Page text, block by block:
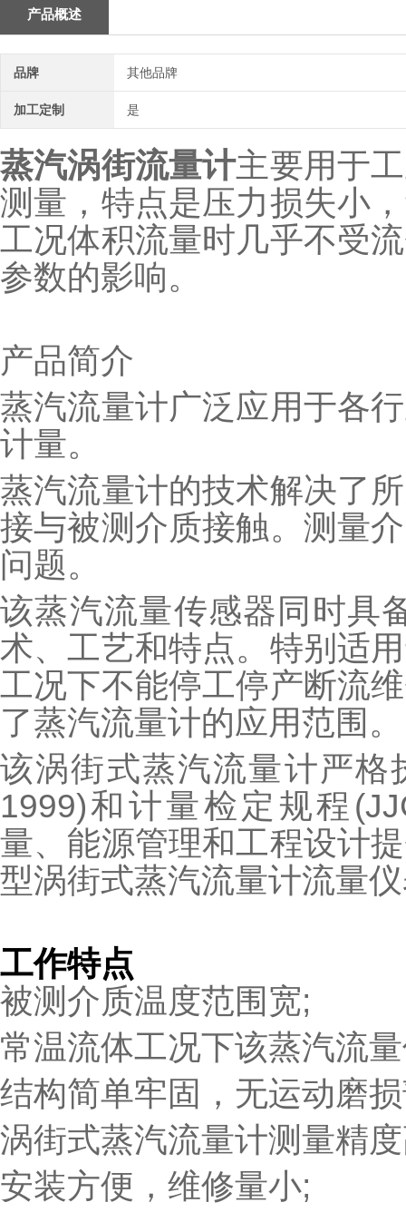
产品概述
品牌 其他品牌
加工定制 是
蒸汽涡街流量计主要用于
测量，特点是压力损失小
工况体积流量时几乎不受
参数的影响。
产品简介
蒸汽流量计广泛应用于各
计量。
蒸汽流量计的技术解决了
接与被测介质接触。测量
问题。
该蒸汽流量传感器同时具
术、工艺和特点。特别适
工况下不能停工停产断流
了蒸汽流量计的应用范围。
该涡街式蒸汽流量计严格
1999)和计量检定规程
量、能源管理和工程设计
型涡街式蒸汽流量计流量
工作特点
被测介质温度范围宽;
常温流体工况下该蒸汽流
结构简单牢固，无运动磨
涡街式蒸汽流量计测量精
安装方便，维修量小;